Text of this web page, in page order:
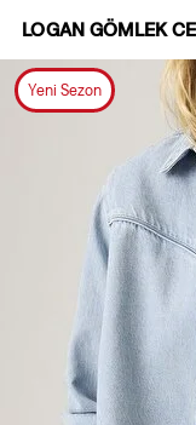
LOGAN GÖMLEK
Yeni Sezon
1/6